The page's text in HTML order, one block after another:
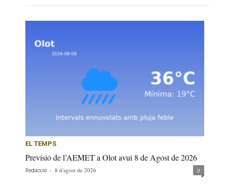
EL TEMPS
Previsió de l’AEMET a Olot avui 8 de Agost de 2026
Redacció - 8 d'agost de 2026 0